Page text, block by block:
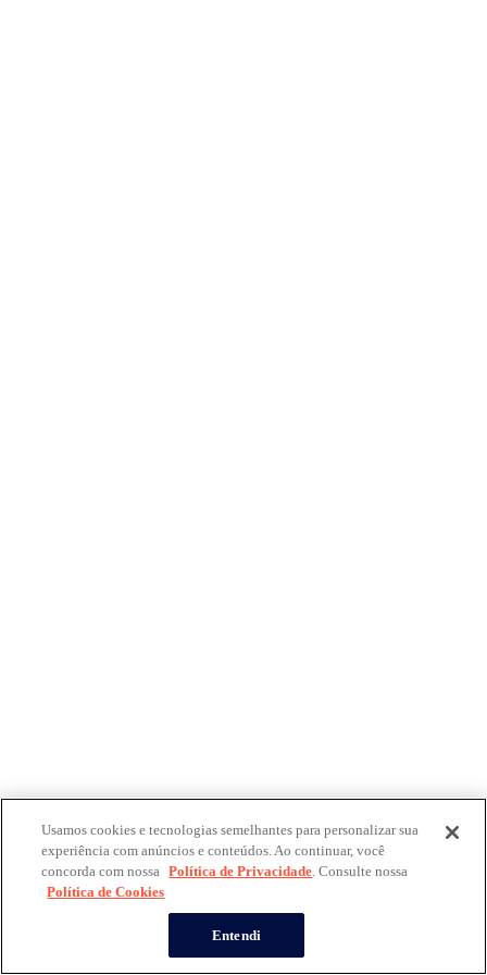
Usamos cookies e tecnologias semelhantes para personalizar sua
experiência com anúncios e conteúdos. Ao continuar, você
concorda com nossa Política de Privacidade. Consulte nossa
Política de Cookies
Entendi